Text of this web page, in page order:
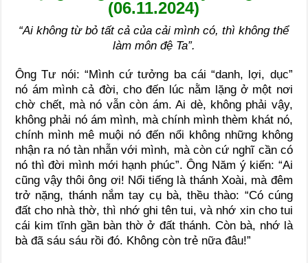
(06.11.2024)
“Ai không từ bỏ tất cả của cải mình có, thì không thể
làm môn đệ Ta”.
Ông Tư nói: “Mình cứ tưởng ba cái “danh, lợi, dục”
nó ám mình cả đời, cho đến lúc nằm lặng ở một nơi
chờ chết, mà nó vẫn còn ám. Ai dè, không phải vậy,
không phải nó ám mình, mà chính mình thèm khát nó,
chính mình mê muội nó đến nổi không những không
nhận ra nó tàn nhẫn với mình, mà còn cứ nghĩ cần có
nó thì đời mình mới hạnh phúc”. Ông Năm ý kiến: “Ai
cũng vậy thôi ông ơi! Nổi tiếng là thánh Xoài, mà đêm
trở nặng, thánh nắm tay cụ bà, thều thào: “Có cúng
đất cho nhà thờ, thì nhớ ghi tên tui, và nhớ xin cho tui
cái kim tĩnh gần bàn thờ ở đất thánh. Còn bà, nhớ là
bà đã sáu sáu rồi đó. Không còn trẻ nữa đâu!”